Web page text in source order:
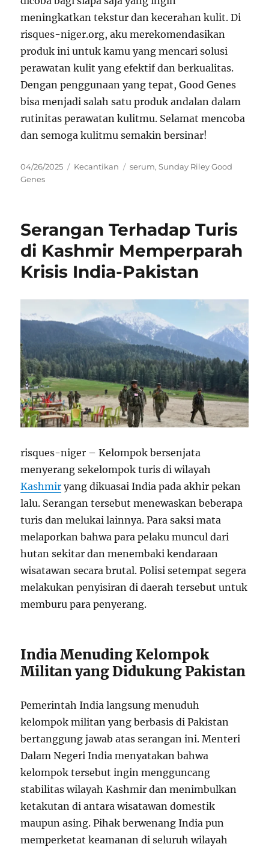
meningkatkan tekstur dan kecerahan kulit. Di
risques-niger.org, aku merekomendasikan
produk ini untuk kamu yang mencari solusi
perawatan kulit yang efektif dan berkualitas.
Dengan penggunaan yang tepat, Good Genes
bisa menjadi salah satu produk andalan dalam
rutinitas perawatan kulitmu. Selamat mencoba
dan semoga kulitmu semakin bersinar!
Posted
on
04/26/2025 Categories
Kecantikan Tags
serum,Sunday Riley Good
Genes
Serangan Terhadap Turis
di Kashmir Memperparah
Krisis India-Pakistan
risques-niger – Kelompok bersenjata
menyerang sekelompok turis di wilayah
Kashmir yang dikuasai India pada akhir pekan
lalu. Serangan tersebut menewaskan beberapa
turis dan melukai lainnya. Para saksi mata
melaporkan bahwa para pelaku muncul dari
hutan sekitar dan menembaki kendaraan
wisatawan secara brutal. Polisi setempat segera
melakukan penyisiran di daerah tersebut untuk
memburu para penyerang.
India Menuding Kelompok
Militan yang Didukung Pakistan
Pemerintah India langsung menuduh
kelompok militan yang berbasis di Pakistan
bertanggung jawab atas serangan ini. Menteri
Dalam Negeri India menyatakan bahwa
kelompok tersebut ingin mengguncang
stabilitas wilayah Kashmir dan menimbulkan
ketakutan di antara wisatawan domestik
maupun asing. Pihak berwenang India pun
memperketat keamanan di seluruh wilayah